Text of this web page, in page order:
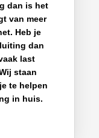
dan is het
van meer
Heb je
dan
last
staan
te helpen
in huis.